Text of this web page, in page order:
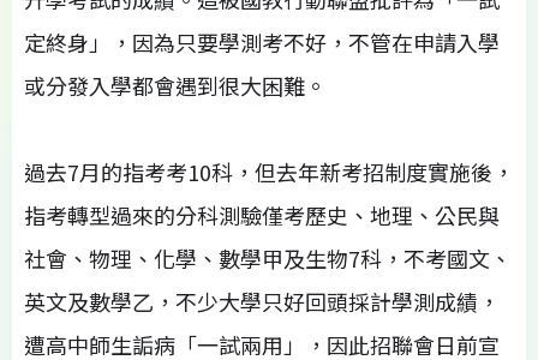
定終身」，因為只要學測考不好，不管在申請入學
或分發入學都會遇到很大困難。
過去7月的指考考10科，但去年新考招制度實施後，
指考轉型過來的分科測驗僅考歷史、地理、公民與
社會、物理、化學、數學甲及生物7科，不考國文、
英文及數學乙，不少大學只好回頭採計學測成績，
遭高中師生詬病「一試兩用」，因此招聯會日前宣